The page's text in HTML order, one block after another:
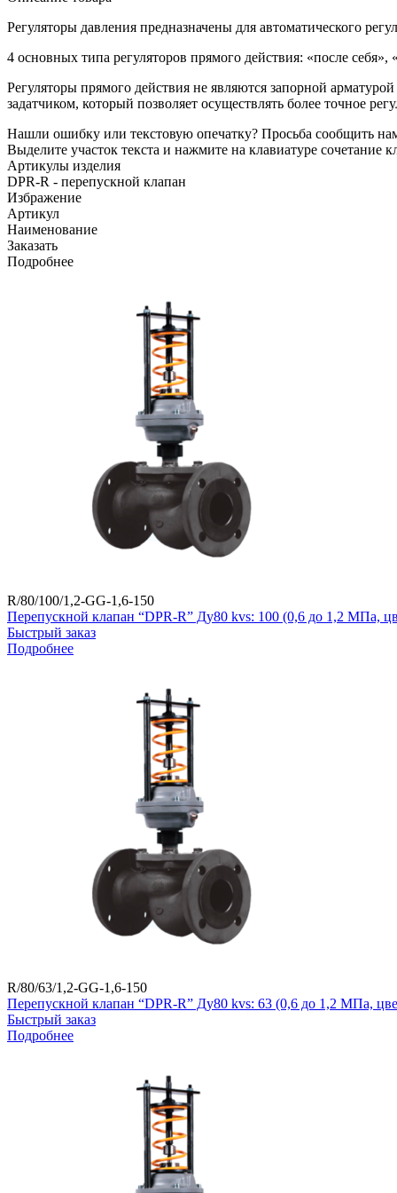
Регуляторы давления предназначены для автоматического
4 основных типа регуляторов прямого действия: «после себя»,
Регуляторы прямого действия не являются запорной
задатчиком, который позволяет осуществлять более точное
Нашли ошибку или текстовую опечатку? Просьба сообщить
Выделите участок текста и нажмите на клавиатуре сочетание
Артикулы изделия
DPR-R - перепускной клапан
Избражение
Артикул
Наименование
Заказать
Подробнее
R/80/100/1,2-GG-1,6-150
Перепускной клапан “DPR-R” Ду80 kvs: 100 (0,6 до 1,2 МПа,
Быстрый заказ
Подробнее
R/80/63/1,2-GG-1,6-150
Перепускной клапан “DPR-R” Ду80 kvs: 63 (0,6 до 1,2 МПа,
Быстрый заказ
Подробнее